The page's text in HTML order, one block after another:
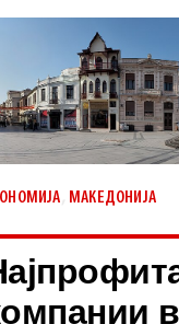
МАКЕДОНИЈА